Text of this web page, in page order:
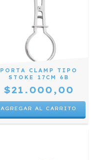
PORTA CLAMP TIPO
STOKE 17CM 6B
$21.000,00